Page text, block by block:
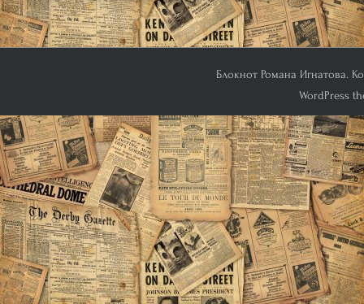
Блокнот Романа Игнатова.
WordPress